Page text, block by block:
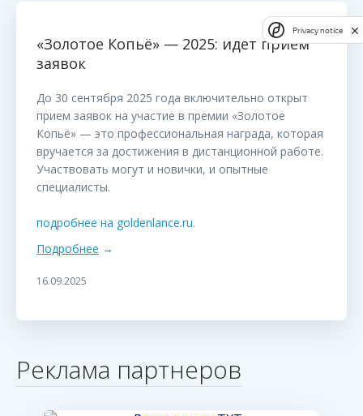
«Золотое Копьё» — 2025: идет приём
заявок
До 30 сентября 2025 года включительно открыт
прием заявок на участие в премии «Золотое
Копьё» — это профессиональная награда, которая
вручается за достижения в дистанционной работе.
Участвовать могут и новички, и опытные
специалисты.
подробнее на goldenlance.ru.
Подробнее →
16.09.2025
Реклама партнеров
Privacy notice